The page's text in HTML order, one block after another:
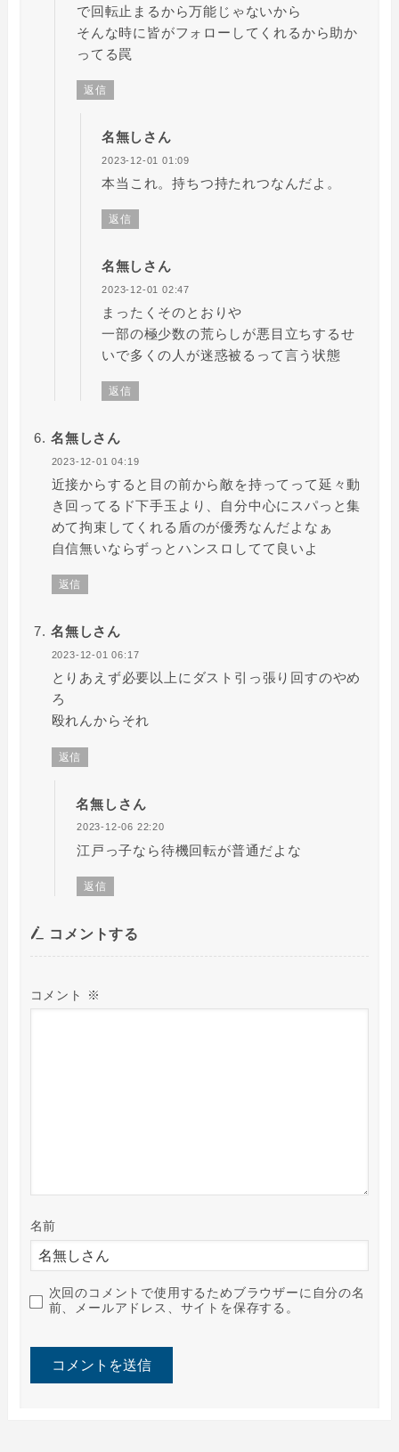
で回転止まるから万能じゃないから
そんな時に皆がフォローしてくれるから助か
ってる罠
返信
名無しさん
2023-12-01 01:09
本当これ。持ちつ持たれつなんだよ。
返信
名無しさん
2023-12-01 02:47
まったくそのとおりや
一部の極少数の荒らしが悪目立ちするせ
いで多くの人が迷惑被るって言う状態
返信
名無しさん
2023-12-01 04:19
近接からすると目の前から敵を持ってって延々動
き回ってるド下手玉より、自分中心にスパっと集
めて拘束してくれる盾のが優秀なんだよなぁ
自信無いならずっとハンスロしてて良いよ
返信
名無しさん
2023-12-01 06:17
とりあえず必要以上にダスト引っ張り回すのやめ
ろ
殴れんからそれ
返信
名無しさん
2023-12-06 22:20
江戸っ子なら待機回転が普通だよな
返信
コメントする
コメント ※
名前
次回のコメントで使用するためブラウザーに自分の名
前、メールアドレス、サイトを保存する。